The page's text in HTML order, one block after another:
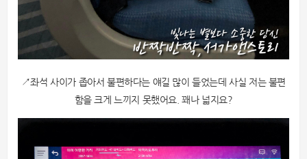
↗좌석 사이가 좁아서 불편하다는 얘길 많이 들었는데 사실 저는 불편
함을 크게 느끼지 못했어요. 꽤나 넓지요?